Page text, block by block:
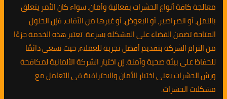
معالجة كافة أنواع الحشرات بفعالية وأمان. سواء كان الأمر يتعلق
بالنمل، أو الصراصير، أو البعوض، أو غيرها من الآفات، فإن الحلول
المتاحة تضمن القضاء على المشكلة بسرعة. تعتبر هذه الخدمة جزءًا
من التزام الشركة بتقديم أفضل تجربة للعملاء، حيث تسعى دائمًا
للحفاظ على بيئة صحية وآمنة. إن اختيار الشركة الألمانية لمكافحة
ورش الحشرات يعني اختيار الأمان والاحترافية في التعامل مع
مشكلات الحشرات.